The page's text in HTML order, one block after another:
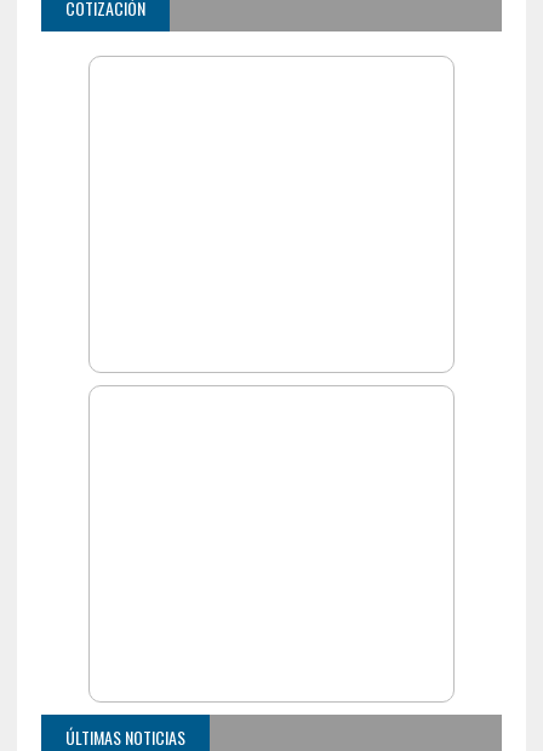
COTIZACIÓN
ÚLTIMAS NOTICIAS